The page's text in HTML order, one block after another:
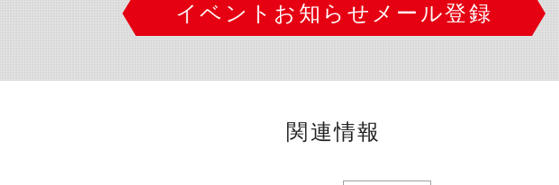
イベントお知らせメール登録
関連情報